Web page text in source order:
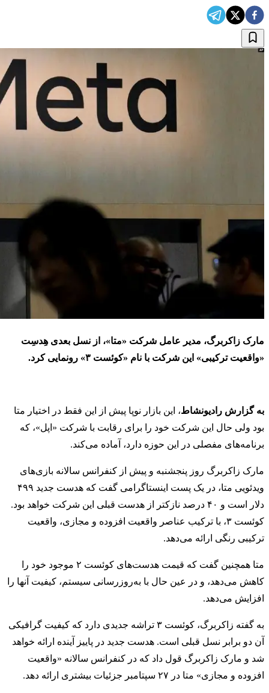
مارک زاکربرگ، مدیر عامل شرکت «متا»، از نسل بعدی هِدسِت
«واقعیت ترکیبی» این شرکت با نام «کوئست ۳» رونمایی کرد.
به گزارش رادیونشاط، این بازار نوپا پیش از این فقط در اختیار متا
بود ولی حال این شرکت خود را برای رقابت با شرکت «اپل»، که
برنامه‌های مفصلی در این حوزه دارد، آماده می‌کند.
مارک زاکربرگ روز پنجشنبه و پیش از کنفرانس سالانه بازی‌های
ویدئویی متا، در یک پست اینستاگرامی گفت که هدست جدید ۴۹۹
دلار است و ۴۰ درصد نازکتر از هدست قبلی این شرکت خواهد بود.
کوئست ۳، با ترکیب عناصر واقعیت افزوده و مجازی، واقعیت
ترکیبی رنگی ارائه می‌دهد.
متا همچنین گفت که قیمت هدست‌های کوئست ۲ موجود خود را
کاهش می‌دهد، و در عین حال با به‌روزرسانی سیستم، کیفیت آنها را
افزایش می‌دهد.
به گفته زاکربرگ، کوئست ۳ تراشه جدیدی دارد که کیفیت گرافیکی
آن دو برابر نسل قبلی است. هدست جدید در پاییز آینده ارائه خواهد
شد و مارک زاکربرگ قول داد که در کنفرانس سالانه «واقعیت
افزوده و مجازی» متا در ۲۷ سپتامبر جزئیات بیشتری ارائه دهد.